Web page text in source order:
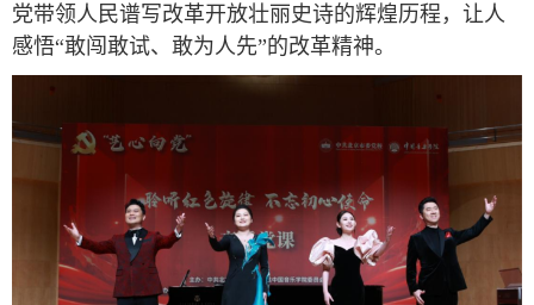
党带领人民谱写改革开放壮丽史诗的辉煌历程，让人
感悟“敢闯敢试、敢为人先”的改革精神。